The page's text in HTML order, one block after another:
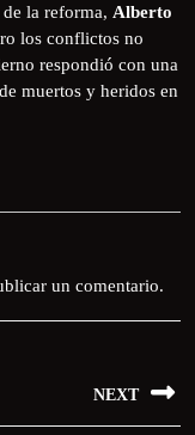
la reforma, Alberto
los conflictos no
respondió con una
muertos y heridos en
un comentario.
NEXT